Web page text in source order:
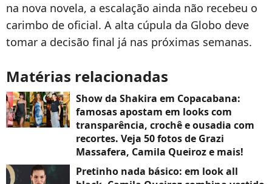
na nova novela, a escalação ainda não recebeu o
carimbo de oficial. A alta cúpula da Globo deve
tomar a decisão final já nas próximas semanas.
Matérias relacionadas
Show da Shakira em Copacabana:
famosas apostam em looks com
transparência, crochê e ousadia com
recortes. Veja 50 fotos de Grazi
Massafera, Camila Queiroz e mais!
Pretinho nada básico: em look all